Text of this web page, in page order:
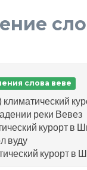
слова веве
климатический
реки Вевез
курорт в
вуду
курорт в